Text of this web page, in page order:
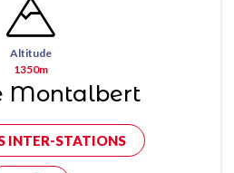
Altitude
1350m
Montalbert
INTER-STATIONS